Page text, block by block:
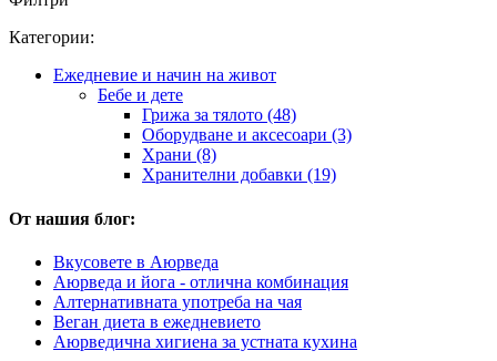
Категории:
Ежедневие и начин на живот
Бебе и дете
Грижа за тялото (48)
Оборудване и аксесоари (3)
Храни (8)
Хранителни добавки (19)
От нашия блог:
Вкусовете в Аюрведа
Аюрведа и йога - отлична комбинация
Алтернативната употреба на чая
Веган диета в ежедневието
Аюрведична хигиена за устната кухина